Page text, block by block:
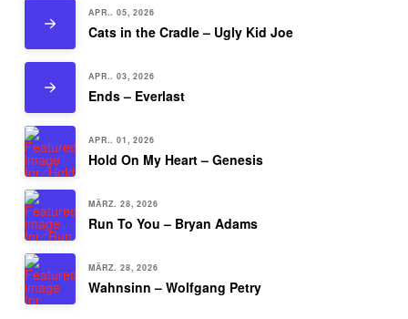
APR.. 05, 2026
Cats in the Cradle – Ugly Kid Joe
APR.. 03, 2026
Ends – Everlast
APR.. 01, 2026
Hold On My Heart – Genesis
MÄRZ. 28, 2026
Run To You – Bryan Adams
MÄRZ. 28, 2026
Wahnsinn – Wolfgang Petry